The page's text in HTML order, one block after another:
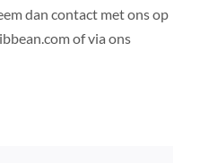
dan contact met ons op
of via ons